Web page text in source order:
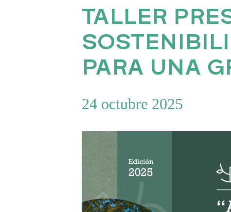
TALLER
PARA UNA
24 octubre 2025